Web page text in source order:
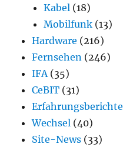
Kabel (18)
Mobilfunk (13)
Hardware (216)
Fernsehen (246)
IFA (35)
CeBIT (31)
Erfahrungsberichte
Wechsel (40)
Site-News (33)